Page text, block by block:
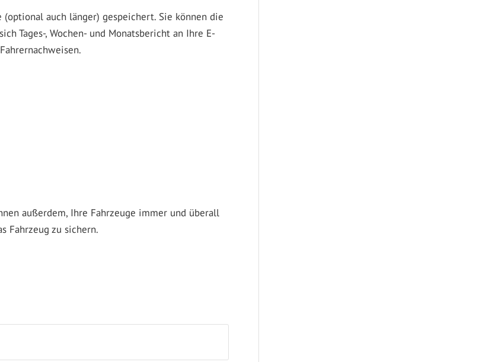
auch länger) gespeichert. Sie können die
Tages-, Wochen- und Monatsbericht an Ihre E-
außerdem, Ihre Fahrzeuge immer und überall
Fahrzeug zu sichern.